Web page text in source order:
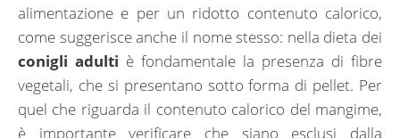
alimentazione e per un ridotto contenuto calorico,
come suggerisce anche il nome stesso: nella dieta dei
conigli adulti è fondamentale la presenza di fibre
vegetali, che si presentano sotto forma di pellet. Per
quel che riguarda il contenuto calorico del mangime,
è importante verificare che siano esclusi dalla